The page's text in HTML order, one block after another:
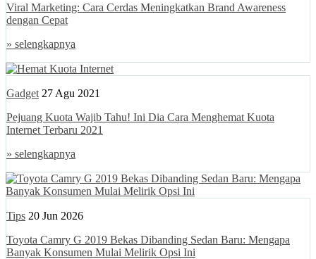
Viral Marketing: Cara Cerdas Meningkatkan Brand Awareness
dengan Cepat
» selengkapnya
Gadget 27 Agu 2021
Pejuang Kuota Wajib Tahu! Ini Dia Cara Menghemat Kuota
Internet Terbaru 2021
» selengkapnya
Tips 20 Jun 2026
Toyota Camry G 2019 Bekas Dibanding Sedan Baru: Mengapa
Banyak Konsumen Mulai Melirik Opsi Ini